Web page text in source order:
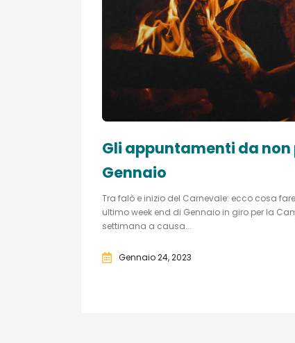
Gli appuntamenti da non
Gennaio
Tra falò e inizio del Carnevale: ecco cosa
ultimo week end di Gennaio in giro per la
settimana a causa...
Gennaio 24, 2023